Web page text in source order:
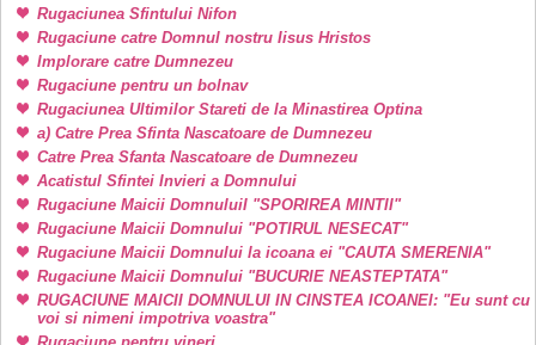
Rugaciunea Sfintului Nifon
Rugaciune catre Domnul nostru Iisus Hristos
Implorare catre Dumnezeu
Rugaciune pentru un bolnav
Rugaciunea Ultimilor Stareti de la Minastirea Optina
a) Catre Prea Sfinta Nascatoare de Dumnezeu
Catre Prea Sfanta Nascatoare de Dumnezeu
Acatistul Sfintei Invieri a Domnului
Rugaciune Maicii DomnuluiI "SPORIREA MINTII"
Rugaciune Maicii Domnului "POTIRUL NESECAT"
Rugaciune Maicii Domnului la icoana ei "CAUTA SMERENIA"
Rugaciune Maicii Domnului "BUCURIE NEASTEPTATA"
RUGACIUNE MAICII DOMNULUI IN CINSTEA ICOANEI: "Eu sunt cu
voi si nimeni impotriva voastra"
Rugaciune pentru vineri